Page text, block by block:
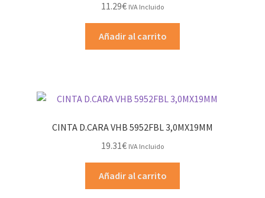
11.29€ IVA Incluido
Añadir al carrito
CINTA D.CARA VHB 5952FBL 3,0MX19MM
19.31€ IVA Incluido
Añadir al carrito